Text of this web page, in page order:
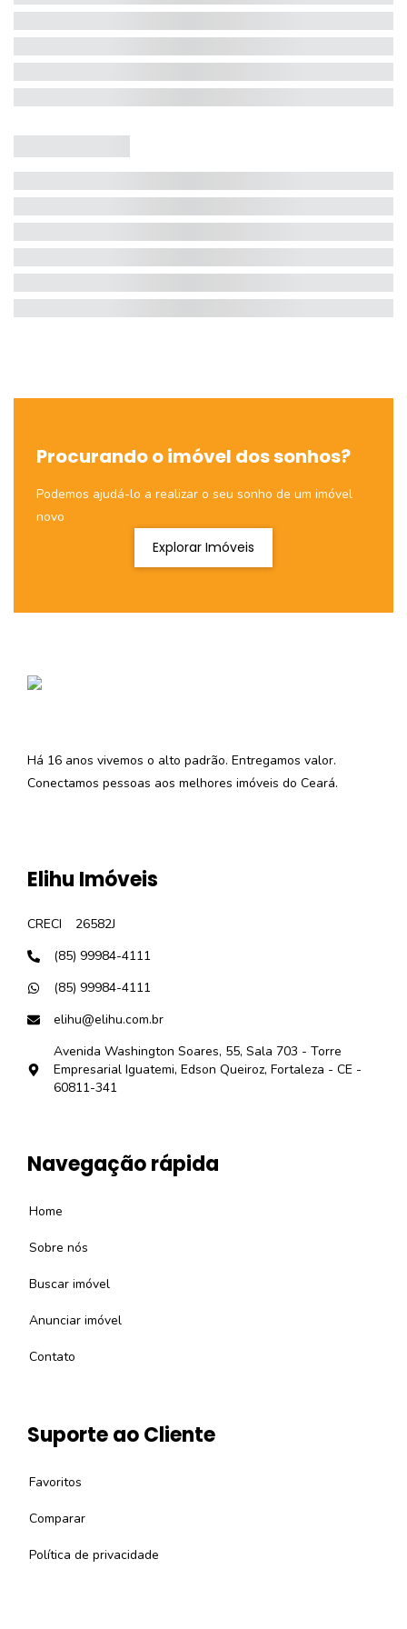
Procurando o imóvel dos sonhos?
Podemos ajudá-lo a realizar o seu sonho de um imóvel
novo
Explorar Imóveis
Há 16 anos vivemos o alto padrão. Entregamos valor.
Conectamos pessoas aos melhores imóveis do Ceará.
Elihu Imóveis
CRECI
26582J
(85) 99984-4111
(85) 99984-4111
elihu@elihu.com.br
Avenida Washington Soares, 55, Sala 703 - Torre
Empresarial Iguatemi, Edson Queiroz, Fortaleza - CE -
60811-341
Navegação rápida
Home
Sobre nós
Buscar imóvel
Anunciar imóvel
Contato
Suporte ao Cliente
Favoritos
Comparar
Política de privacidade